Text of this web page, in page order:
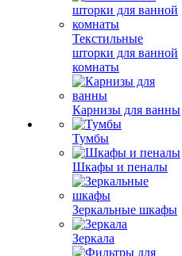
Текстильные
шторки для ванной
комнаты
Карнизы для ванны
Тумбы
Шкафы и пеналы
Зеркальные шкафы
Зеркала